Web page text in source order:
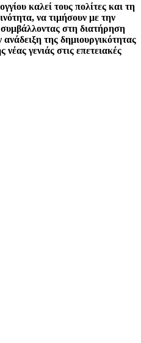
καλεί τους πολίτες και τη
να τιμήσουν με την
στη διατήρηση
της δημιουργικότητας
γενιάς στις επετειακές